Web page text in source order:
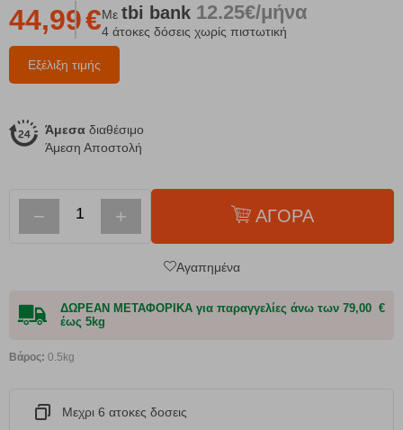
Εξέλιξη τιμής
44,99€Με tbi bank 12.25€/μήνα
4 άτοκες δόσεις χωρίς πιστωτική
Άμεσα διαθέσιμο
Άμεση Αποστολή
− + ΑΓΟΡΑ
Αγαπημένα
ΔΩΡΕΑΝ ΜΕΤΑΦΟΡΙΚΑ για παραγγελίες άνω των 79,00 €
έως 5kg
Βάρος: 0.5kg
Μεχρι 6 ατοκες δοσεις